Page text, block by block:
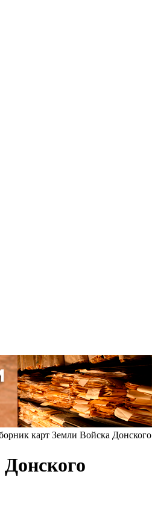
карт Земли Войска Донского